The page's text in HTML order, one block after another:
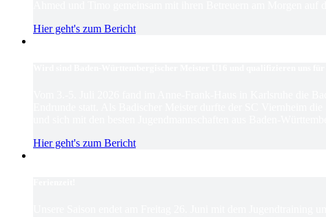
Hier geht's zum Bericht
Hier geht's zum Bericht